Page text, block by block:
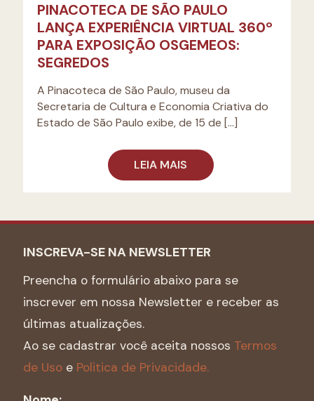
PINACOTECA DE SÃO PAULO
LANÇA EXPERIÊNCIA VIRTUAL 360º
PARA EXPOSIÇÃO OSGEMEOS:
SEGREDOS
A Pinacoteca de São Paulo, museu da
Secretaria de Cultura e Economia Criativa do
Estado de São Paulo exibe, de 15 de […]
LEIA MAIS
INSCREVA-SE NA NEWSLETTER
Preencha o formulário abaixo para se
inscrever em nossa Newsletter e receber as
últimas atualizações.
Ao se cadastrar você aceita nossos Termos
de Uso e Politica de Privacidade.